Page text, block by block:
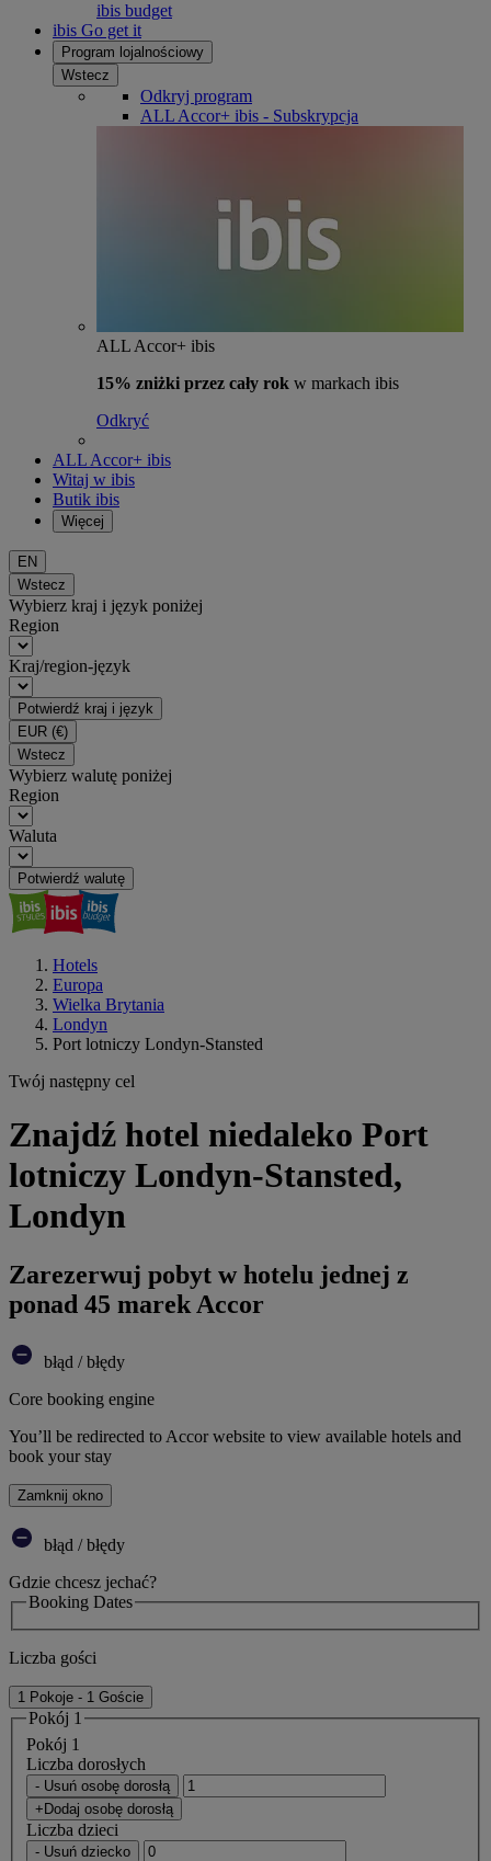
ibis budget
ibis Go get it
Program lojalnościowy
Wstecz
Odkryj program
ALL Accor+ ibis - Subskrypcja
ALL Accor+ ibis
15% zniżki przez cały rok w markach ibis
Odkryć
ALL Accor+ ibis
Witaj w ibis
Butik ibis
Więcej
EN
Wstecz
Wybierz kraj i język poniżej
Region
Kraj/region-język
Potwierdź kraj i język
EUR (€)
Wstecz
Wybierz walutę poniżej
Region
Waluta
Potwierdź walutę
Hotels
Europa
Wielka Brytania
Londyn
Port lotniczy Londyn-Stansted
Twój następny cel
Znajdź hotel niedaleko Port
lotniczy Londyn-Stansted,
Londyn
Zarezerwuj pobyt w hotelu jednej z
ponad 45 marek Accor
błąd / błędy
Core booking engine
You’ll be redirected to Accor website to view available hotels and
book your stay
Zamknij okno
błąd / błędy
Gdzie chcesz jechać?
Booking Dates
Liczba gości
1 Pokoje - 1 Goście
Pokój 1
Pokój 1
Liczba dorosłych
- Usuń osobę dorosłą
+Dodaj osobę dorosłą
Liczba dzieci
- Usuń dziecko